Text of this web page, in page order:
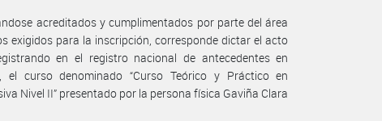
acreditados y cumplimentados por parte del área
exigidos para la inscripción, corresponde dictar el acto
en el registro nacional de antecedentes en
el curso denominado “Curso Teórico y Práctico en
Nivel II” presentado por la persona física Gaviña Clara